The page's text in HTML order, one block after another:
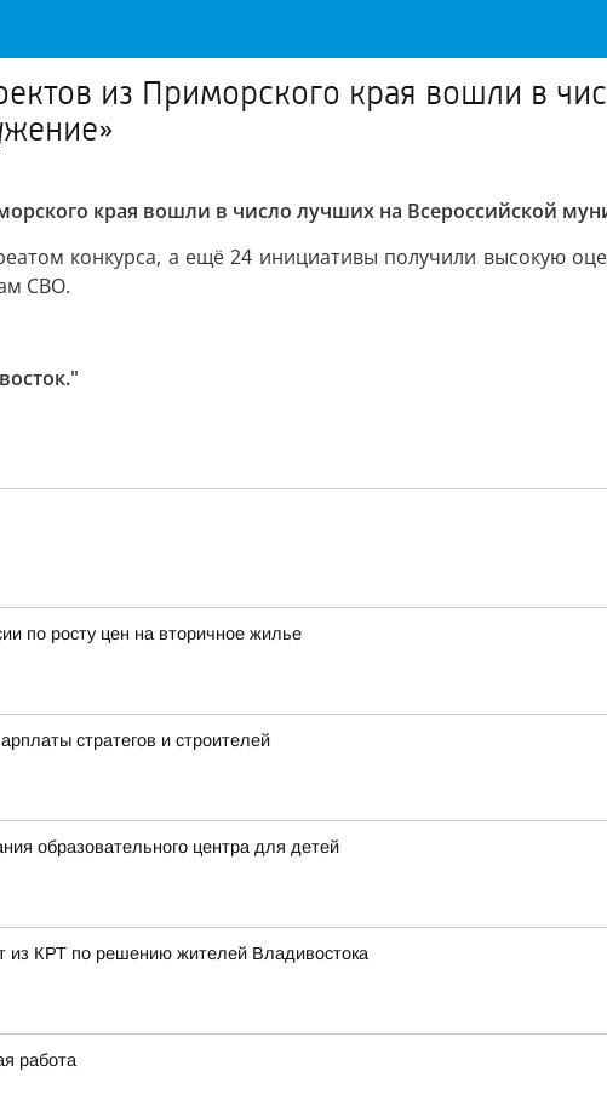
из Приморского края вошли в
края вошли в число лучших на Всероссийской
конкурса, а ещё 24 инициативы получили высокую
СВО.
по росту цен на вторичное жилье
стратегов и строителей
образовательного центра для детей
КРТ по решению жителей Владивостока
работа